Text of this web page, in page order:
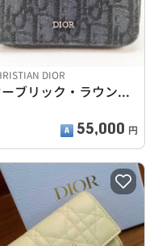
DIOR
オーブリック・ラウンドファスナー
55,000 円